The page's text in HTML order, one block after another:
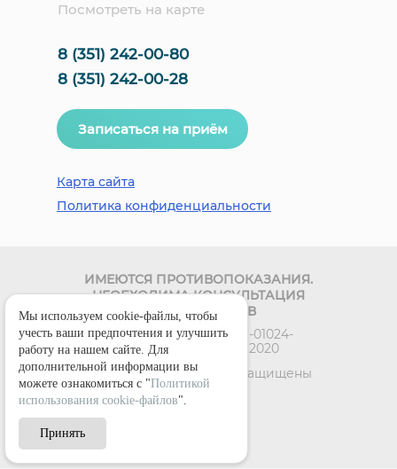
Записаться на приём
Посмотреть на карте
Карта сайта
Политика конфиденциальности
8 (351) 242-00-80
8 (351) 242-00-28
ИМЕЮТСЯ ПРОТИВОПОКАЗАНИЯ.
НЕОБХОДИМА КОНСУЛЬТАЦИЯ
СПЕЦИАЛИСТОВ
Лицензия номер Л041-01024-
74/00342330 от 27.01.2020
© 2018 - 2026 Все права защищены
Мы используем cookie-файлы, чтобы
учесть ваши предпочтения и улучшить
работу на нашем сайте. Для
дополнительной информации вы
можете ознакомиться с "Политикой
использования cookie-файлов".
Принять